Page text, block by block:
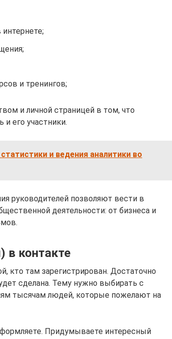
и тренингов;
и личной страницей в том, что
его участники.
и ведения аналитики во
руководителей позволяют вести в
деятельности: от бизнеса и
в контакте
кто там зарегистрирован. Достаточно
сделана. Тему нужно выбирать с
тысячам людей, которые пожелают на
Придумываете интересный